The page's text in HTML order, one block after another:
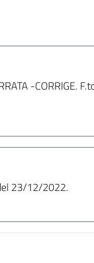
-CORRIGE.
23/12/2022.